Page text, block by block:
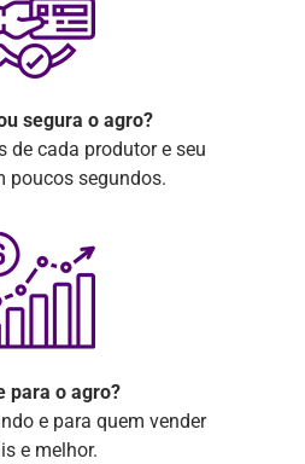
segura o agro?
de cada produtor e seu
poucos segundos.
para o agro?
e para quem vender
e melhor.